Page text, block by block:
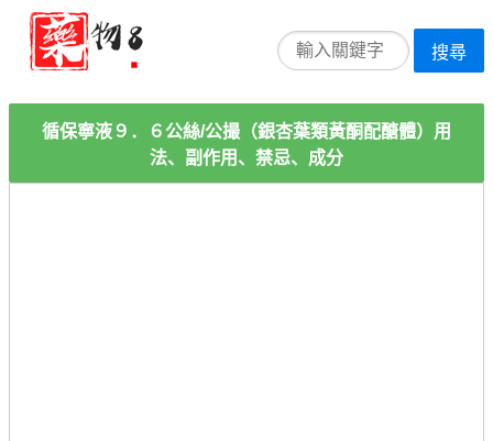
搜尋
循保寧液９．６公絲/公撮（銀杏葉類黃酮配醣體）用
法、副作用、禁忌、成分